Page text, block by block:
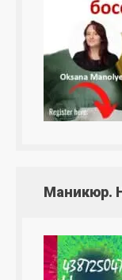
Маникюр.